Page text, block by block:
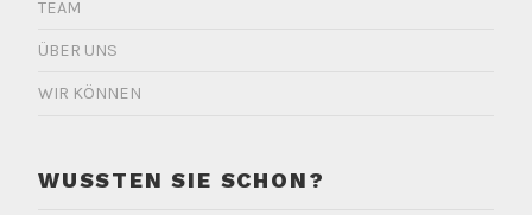
TEAM
ÜBER UNS
WIR KÖNNEN
WUSSTEN SIE SCHON?